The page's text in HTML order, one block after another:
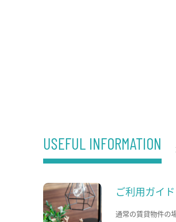
USEFUL INFORMATION
ご利用ガイド
通常の賃貸物件の